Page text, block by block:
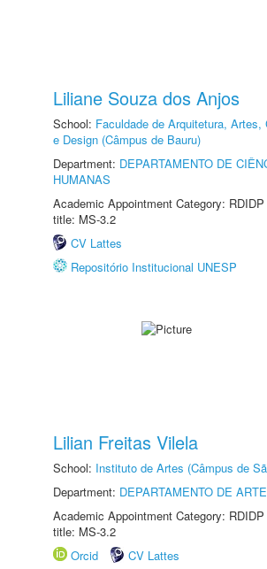
Liliane Souza dos Anjos
School: Faculdade de Arquitetura, Artes,
e Design (Câmpus de Bauru)
Department: DEPARTAMENTO DE
HUMANAS
Academic Appointment Category:
title: MS-3.2
CV Lattes
Repositório Institucional UNESP
Lilian Freitas Vilela
School: Instituto de Artes (Câmpus de
Department: DEPARTAMENTO DE
Academic Appointment Category:
title: MS-3.2
Orcid
CV Lattes